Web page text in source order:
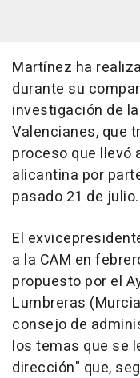
Martínez ha
durante su
investigación de
Valencianes, que
proceso que llevó
alicantina por
pasado 21 de julio.
El
a la CAM en
propuesto por el
Lumbreras
consejo de
los temas que se
dirección" que,